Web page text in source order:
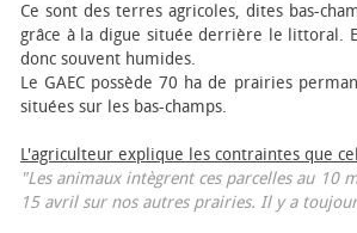
Ce sont des terres agricoles, dites bas-
grâce à la digue située derrière le littoral.
donc souvent humides.
Le GAEC possède 70 ha de prairies
situées sur les bas-champs.
L'agriculteur explique les contraintes que
"Les animaux intègrent ces parcelles au 10
15 avril sur nos autres prairies. Il y a